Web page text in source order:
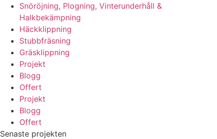
Snöröjning, Plogning, Vinterunderhåll &
Halkbekämpning
Häckklippning
Stubbfräsning
Gräsklippning
Projekt
Blogg
Offert
Projekt
Blogg
Offert
Senaste projekten